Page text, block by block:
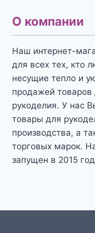
О компании
Наш интернет-
для всех тех, кто
несущие тепло и
продажей товаров
рукоделия. У нас
товары для
производства, а
торговых марок.
запущен в 2015